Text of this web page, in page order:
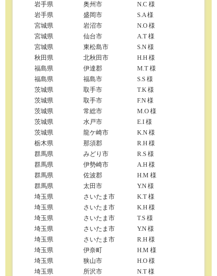
岩手県
奥州市
N.C 様
岩手県
盛岡市
S.A 様
宮城県
岩沼市
N.O 様
宮城県
仙台市
A.T 様
宮城県
東松島市
S.N 様
秋田県
北秋田市
H.H 様
福島県
伊達郡
M.T 様
福島県
福島市
S.S 様
茨城県
取手市
T.K 様
茨城県
取手市
F.N 様
茨城県
常総市
M.O 様
茨城県
水戸市
E.I 様
茨城県
龍ケ崎市
K.N 様
栃木県
那須郡
R.H 様
群馬県
みどり市
R.S 様
群馬県
伊勢崎市
A.H 様
群馬県
佐波郡
H.M 様
群馬県
太田市
Y.N 様
埼玉県
さいたま市
K.T 様
埼玉県
さいたま市
K.H 様
埼玉県
さいたま市
T.S 様
埼玉県
さいたま市
Y.N 様
埼玉県
さいたま市
R.H 様
埼玉県
伊奈町
H.M 様
埼玉県
狭山市
H.O 様
埼玉県
所沢市
N.T 様